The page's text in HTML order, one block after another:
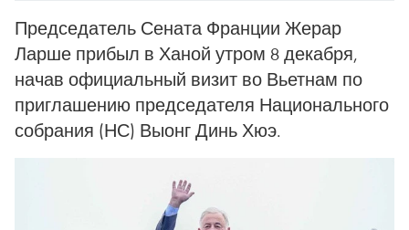
Председатель Сената Франции Жерар
Ларше прибыл в Ханой утром 8 декабря,
начав официальный визит во Вьетнам по
приглашению председателя Национального
собрания (НС) Выонг Динь Хюэ.